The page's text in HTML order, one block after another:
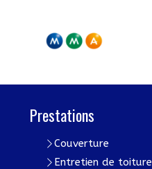
Prestations
Couverture
Entretien de toiture